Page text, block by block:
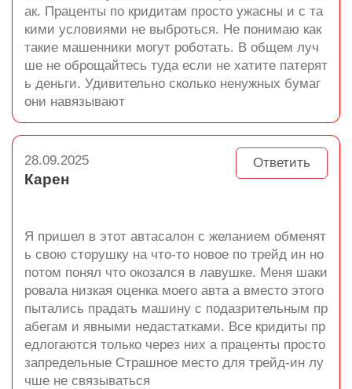
ак. Праценты по кридитам просто ужасны и с та
кими условиями не выброться. Не понимаю как
такие машенники могут роботать. В общем луч
ше не оброщайтесь туда если не хатите патерят
ь деньги. Удивительно сколько ненужных бумаг
они навязывают
Ответить
28.09.2025
Карен
Я пришел в этот автасалон с желанием обменят
ь свою сторушку на что-то новое по трейд ин но
потом понял что окозался в лавушке. Меня шаки
ровала низкая оценка моего авта а вместо этого
пытались прадать машину с подазрительным пр
абегам и явными недастатками. Все кридиты пр
едлогаются только через них а праценты просто
запредельные Страшное место для трейд-ин лу
чше не связываться